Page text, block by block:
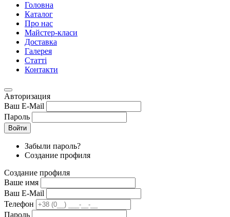
Головна
Каталог
Про нас
Майстер-класи
Доставка
Галерея
Статтi
Контакти
Авторизация
Ваш E-Mail
Пароль
Войти
Забыли пароль?
Создание профиля
Создание профиля
Ваше имя
Ваш E-Mail
Телефон
Пароль